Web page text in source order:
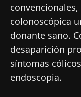
colonoscópica
donante sano.
desaparición
síntomas
endoscopia.